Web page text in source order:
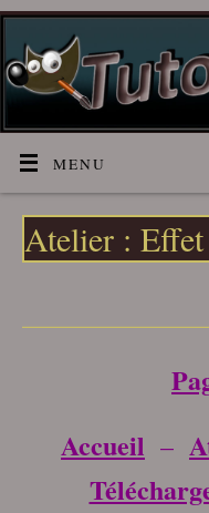
MENU
Atelier :
Accueil –